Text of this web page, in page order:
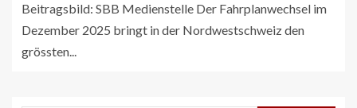
Beitragsbild: SBB Medienstelle Der Fahrplanwechsel im
Dezember 2025 bringt in der Nordwestschweiz den
grössten...